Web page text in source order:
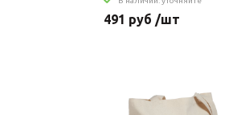
491 руб /шт